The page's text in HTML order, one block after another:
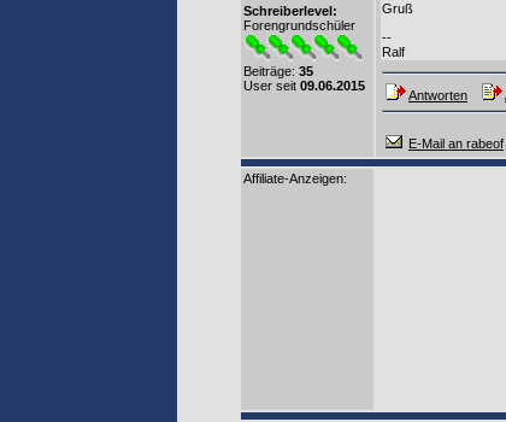
Schreiberlevel:
Forengrundschüler
Beiträge: 35
User seit 09.06.2015
Gruß
--
Ralf
Antworten
E-Mail an rabeof
Affiliate-Anzeigen: